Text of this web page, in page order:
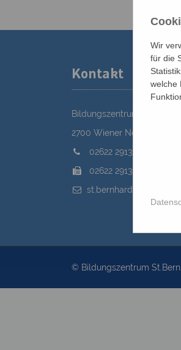
Kontakt
Bildungszentrum St.
2700 Wiener Neustadt,
02622 29131
02622 29131-5040
st.bernhard@edw.or.at
© Bildungszentrum
Wir
für die
welche